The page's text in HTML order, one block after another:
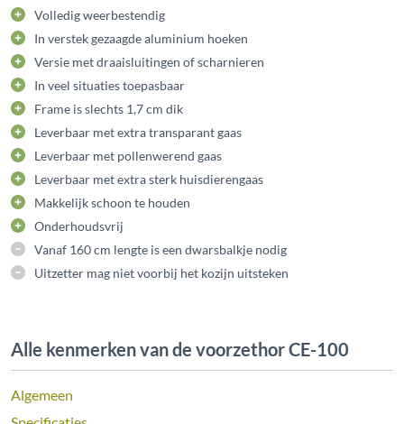
Volledig weerbestendig
In verstek gezaagde aluminium hoeken
Versie met draaisluitingen of scharnieren
In veel situaties toepasbaar
Frame is slechts 1,7 cm dik
Leverbaar met extra transparant gaas
Leverbaar met pollenwerend gaas
Leverbaar met extra sterk huisdierengaas
Makkelijk schoon te houden
Onderhoudsvrij
Vanaf 160 cm lengte is een dwarsbalkje nodig
Uitzetter mag niet voorbij het kozijn uitsteken
Alle kenmerken van de voorzethor CE-100
Algemeen